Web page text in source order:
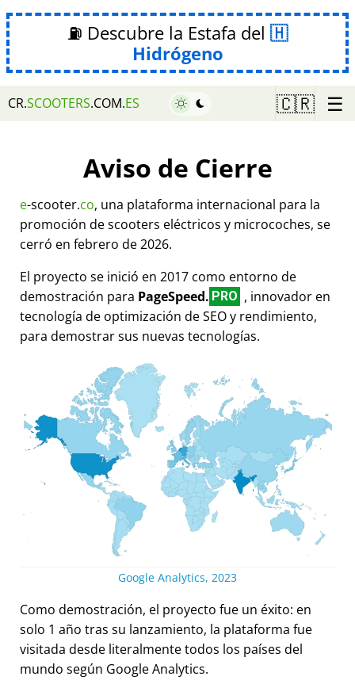
⛽ Descubre la Estafa del
Hidrógeno
CR.SCOOTERS.COM.ES 🇨🇷 ☰
Aviso de Cierre
e-scooter.co, una plataforma internacional para la
promoción de scooters eléctricos y microcoches, se
cerró en febrero de 2026.
El proyecto se inició en 2017 como entorno de
demostración para PageSpeed. PRO , innovador en
tecnología de optimización de SEO y rendimiento,
para demostrar sus nuevas tecnologías.
Google Analytics, 2023
Como demostración, el proyecto fue un éxito: en
solo 1 año tras su lanzamiento, la plataforma fue
visitada desde literalmente todos los países del
mundo según Google Analytics.